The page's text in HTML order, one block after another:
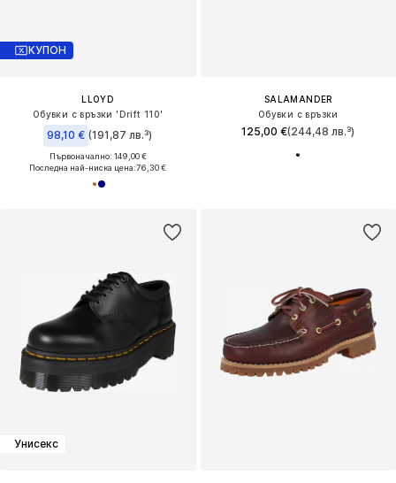
КУПОН
LLOYD
Обувки с връзки 'Drift 110'
98,10 € (191,87 лв.³)
Първоначално: 149,00 €
Последна най-ниска цена:76,30 €
SALAMANDER
Обувки с връзки
125,00 €(244,48 лв.³)
Унисекс